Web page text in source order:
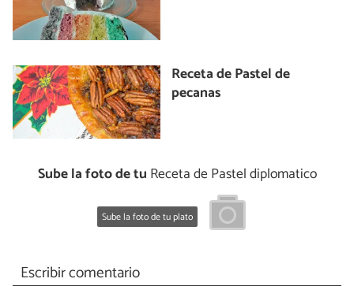
Receta de Pastel de
pecanas
Sube la foto de tu Receta de Pastel diplomatico
Sube la foto de tu plato
Escribir comentario